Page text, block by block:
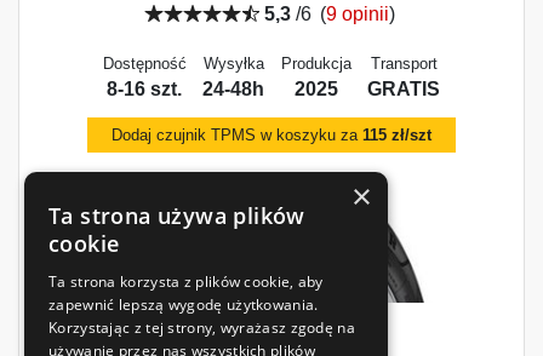
5,3 /6 (9 opinii)
Dostępność
8-16 szt.
Wysyłka
24-48h
Produkcja
2025
Transport
GRATIS
Dodaj czujnik TPMS w koszyku za 115 zł/szt
×
Ta strona używa plików
cookie
Ta strona korzysta z plików cookie, aby
zapewnić lepszą wygodę użytkowania.
Korzystając z tej strony, wyrażasz zgodę na
używanie przez nas wszystkich plików